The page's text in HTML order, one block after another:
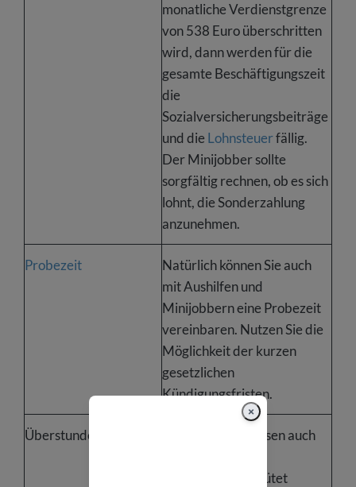
monatliche Verdienstgrenze
von 538 Euro überschritten
wird, dann werden für die
gesamte Beschäftigungszeit
die
Sozialversicherungsbeiträge
und die Lohnsteuerfällig.
Der Minijobber sollte
sorgfältig rechnen, ob es sich
lohnt, die Sonderzahlung
anzunehmen.
Probezeit
Natürlich können Sie auch
mit Aushilfen und
Minijobbern eine Probezeit
vereinbaren. Nutzen Sie die
Möglichkeit der kurzen
gesetzlichen
Kündigungsfristen.
Überstunden
Überstunden müssen auch
Minijobbern vergütet
×